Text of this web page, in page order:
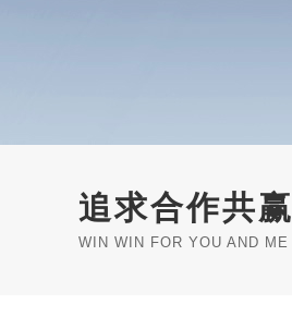
追求合作共赢
WIN WIN FOR YOU AND ME